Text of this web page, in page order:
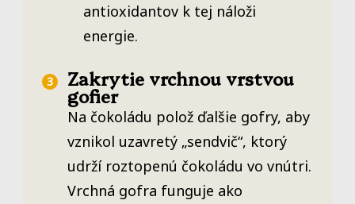
antioxidantov k tej náloži
energie.
Zakrytie vrchnou vrstvou
gofier
Na čokoládu polož ďalšie gofry, aby
vznikol uzavretý „sendvič“, ktorý
udrží roztopenú čokoládu vo vnútri.
Vrchná gofra funguje ako